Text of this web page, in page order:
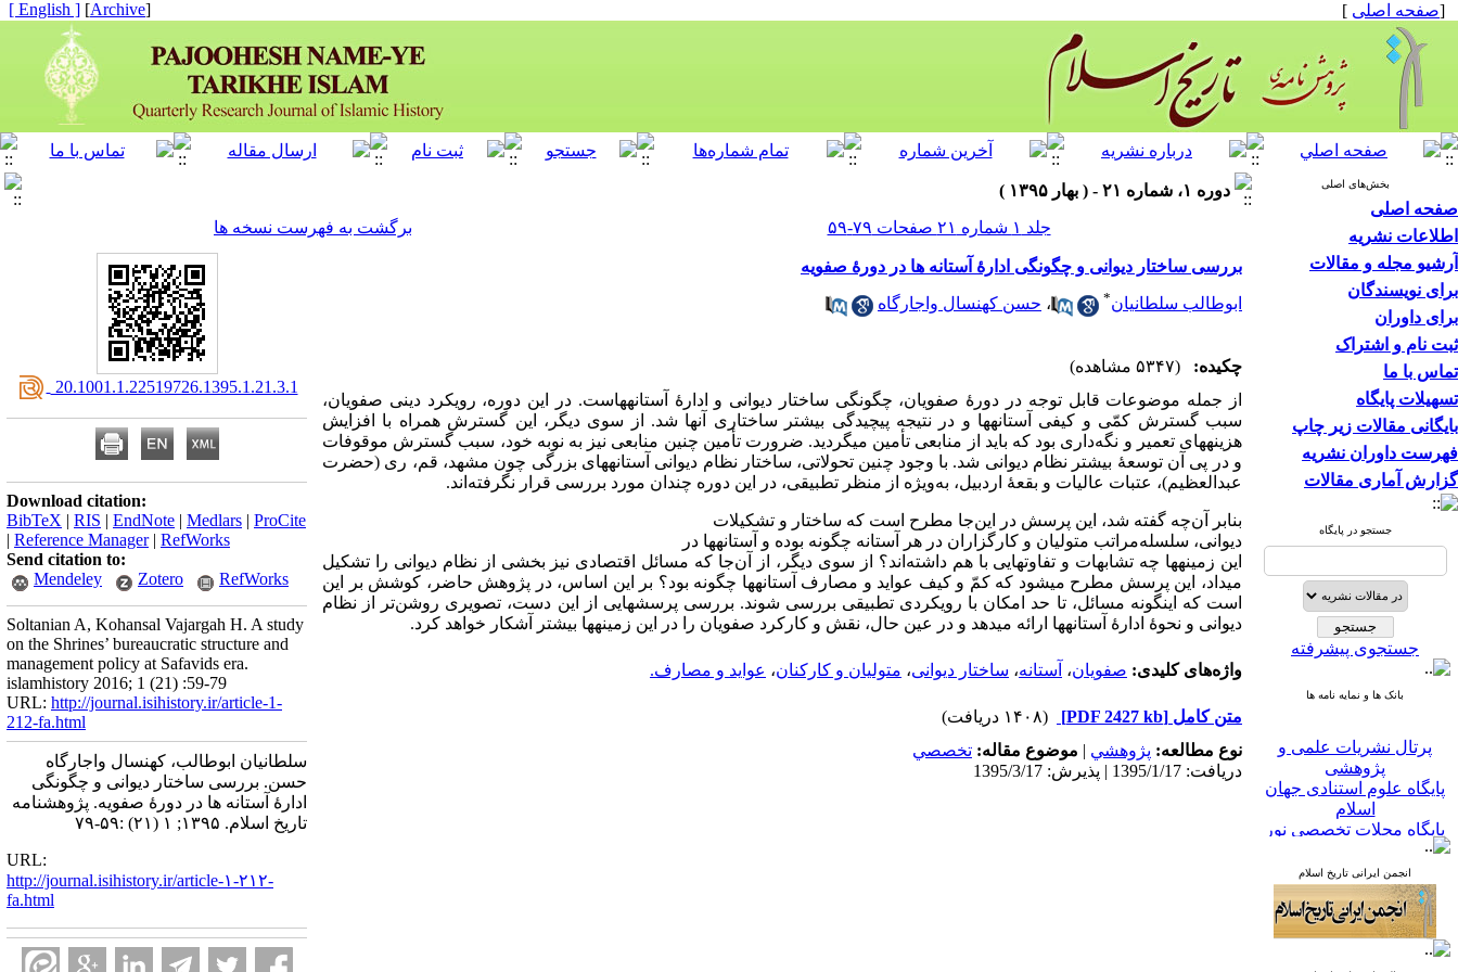
[صفحه اصلی ]
[
Archive
]
[ English ]
بخش‌های اصلی
صفحه اصلی
اطلاعات نشریه
آرشیو مجله و مقالات
برای نویسندگان
برای داوران
ثبت نام و اشتراک
تماس با ما
تسهیلات پایگاه
بایگانی مقالات زیر چاپ
فهرست داوران نشریه
گزارش آماری مقالات
جستجو در پایگاه
جستجوی پیشرفته
بانک ها و نمایه نامه ها
پرتال نشریات علمی و
پژوهشی
پایگاه علوم استنادی جهان
اسلام
پایگاه مجلات تخصصی نور
پایگاه مرکز اطلاعات جهاد
پرتال جامع علوم انسانی
بانک اطلاعات نشریات
کشور
google scholar
انجمن ایرانی تاریخ اسلام
دوره ۱، شماره ۲۱ - ( بهار ۱۳۹۵ )
جلد ۱ شماره ۲۱ صفحات ۷۹-۵۹
برگشت به فهرست نسخه ها
بررسی ساختار دیوانی و چگونگی ادارۀ آستانه‌ ها در دورۀ صفویه
ابوطالب سلطانیان* ، حسن کهنسال واجارگاه
چکیده:
(۵۳۴۷ مشاهده)
از جمله موضوعات قابل توجه در دورۀ صفویان، چگونگی ساختار دیوانی و ادارۀ آستانه‏هاست. در این دوره، رویکرد دینی صفویان،
سبب گسترش کمّی و کیفی آستانه‏ها و در نتیجه پیچیدگی بیشتر ساختاری آن‏ها شد. از سوی دیگر، این گسترش همراه با افزایش
هزینه‏های تعمیر و نگه‌داری بود که باید از منابعی تأمین می‏گردید. ضرورت تأمین چنین منابعی نیز به نوبه خود، سبب گسترش موقوفات
و در پی آن توسعۀ بیشتر نظام دیوانی شد. با وجود چنین تحولاتی، ساختار نظام دیوانی آستانه‏های بزرگی چون مشهد، قم، ری (حضرت
عبدالعظیم)، عتبات عالیات و بقعۀ اردبیل، به‌ویژه از منظر تطبیقی، در این دوره چندان مورد بررسی قرار نگرفته‌اند.
بنابر آن‌چه گفته شد، این پرسش‏ در این‌جا مطرح است که ساختار و تشکیلات
دیوانی، سلسله‌مراتب متولیان و کارگزاران در هر آستانه‏ چگونه بوده و آستانه‏ها در
این زمینه‏ها چه تشابهات و تفاوت‏هایی با هم داشته‌اند؟ از سوی دیگر، از آن‌جا که مسائل اقتصادی نیز بخشی از نظام دیوانی را تشکیل
می‏داد، این پرسش مطرح می‏شود که کمّ و کیف عواید و مصارف آستانه‏ها چگونه بود؟ بر این اساس، در پژوهش حاضر، کوشش بر این
است که این‏گونه مسائل، تا حد امکان با رویکردی تطبیقی بررسی شوند. بررسی پرسش‏هایی از این دست، تصویری روشن‌تر از نظام
دیوانی و نحوۀ ادارۀ آستانه‏ها ارائه می‏دهد و در عین حال، نقش و کارکرد صفویان را در این زمینه‏‏ها بیشتر آشکار خواهد کرد.
واژه‌های کلیدی: صفویان، آستانه‌، ساختار دیوانی، متولیان و کارکنان، عواید و مصارف.
متن کامل [PDF 2427 kb]
(۱۴۰۸ دریافت)
نوع مطالعه: پژوهشي | موضوع مقاله: تخصصي
دریافت: 1395/1/17 | پذیرش: 1395/3/17
‎ 20.1001.1.22519726.1395.1.21.3.1
Download citation:
BibTeX | RIS | EndNote | Medlars | ProCite
| Reference Manager| RefWorks
Send citation to:
Mendeley
Zotero RefWorks
Soltanian A, Kohansal Vajargah H. A study
on the Shrines’ bureaucratic structure and
management policy at Safavids era.
islamhistory 2016; 1 (21) :59-79
URL: http://journal.isihistory.ir/article-1-
212-fa.html
سلطانیان ابوطالب، کهنسال واجارگاه
حسن. بررسی ساختار دیوانی و چگونگی
ادارۀ آستانه‌ ها در دورۀ صفویه. پژوهشنامه
تاریخ اسلام. ۱۳۹۵; ۱ (۲۱) :۵۹-۷۹
URL:
http://journal.isihistory.ir/article-۱-۲۱۲-
fa.html